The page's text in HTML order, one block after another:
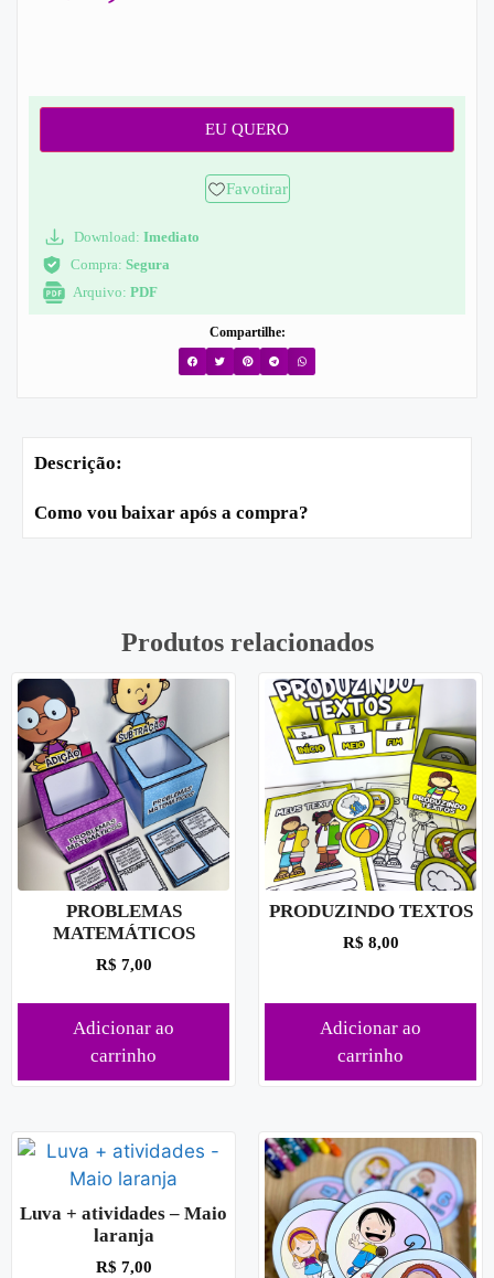
EU QUERO
Favotirar
Download: Imediato
Compra: Segura
Arquivo: PDF
Compartilhe:
Descrição:
Como vou baixar após a compra?
Produtos relacionados
PROBLEMAS
MATEMÁTICOS
R$ 7,00
Adicionar ao
carrinho
PRODUZINDO TEXTOS
R$ 8,00
Adicionar ao
carrinho
Luva + atividades – Maio
laranja
R$ 7,00